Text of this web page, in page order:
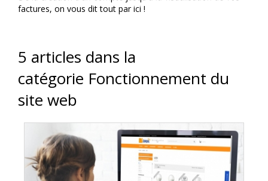
factures, on vous dit tout par ici !
5 articles dans la
catégorie Fonctionnement du
site web